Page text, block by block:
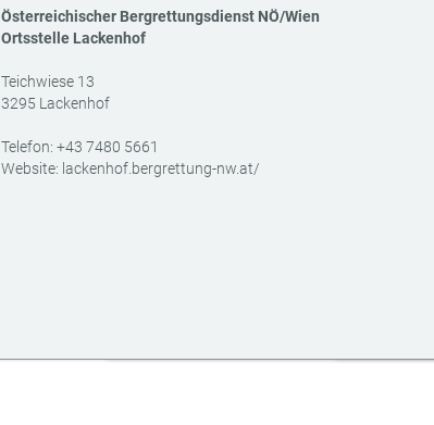
Österreichischer Bergrettungsdienst NÖ/Wien
Ortsstelle Lackenhof
Teichwiese 13
3295 Lackenhof
Telefon: +43 7480 5661
Website: lackenhof.bergrettung-nw.at/